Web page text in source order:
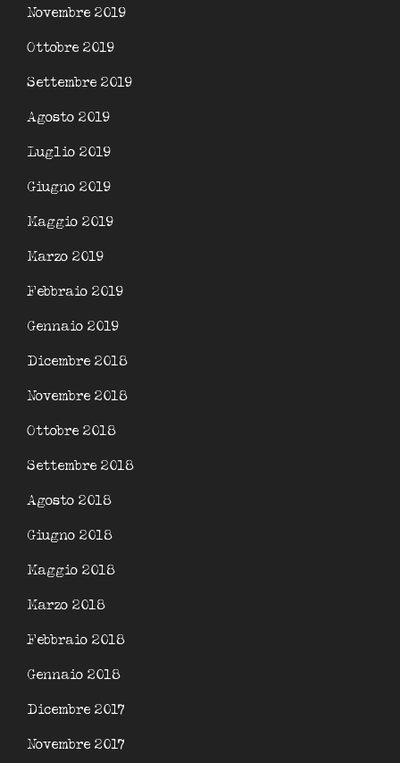
Novembre 2019
Ottobre 2019
Settembre 2019
Agosto 2019
Luglio 2019
Giugno 2019
Maggio 2019
Marzo 2019
Febbraio 2019
Gennaio 2019
Dicembre 2018
Novembre 2018
Ottobre 2018
Settembre 2018
Agosto 2018
Giugno 2018
Maggio 2018
Marzo 2018
Febbraio 2018
Gennaio 2018
Dicembre 2017
Novembre 2017